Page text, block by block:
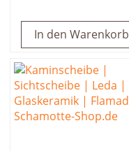
In den Warenkorb